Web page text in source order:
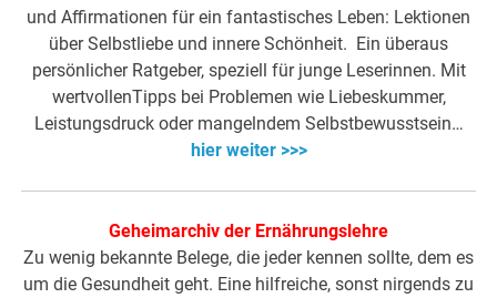
und Affirmationen für ein fantastisches Leben: Lektionen
über Selbstliebe und innere Schönheit. Ein überaus
persönlicher Ratgeber, speziell für junge Leserinnen. Mit
wertvollenTipps bei Problemen wie Liebeskummer,
Leistungsdruck oder mangelndem Selbstbewusstsein…
hier weiter >>>
Geheimarchiv der Ernährungslehre
Zu wenig bekannte Belege, die jeder kennen sollte, dem es
um die Gesundheit geht. Eine hilfreiche, sonst nirgends zu